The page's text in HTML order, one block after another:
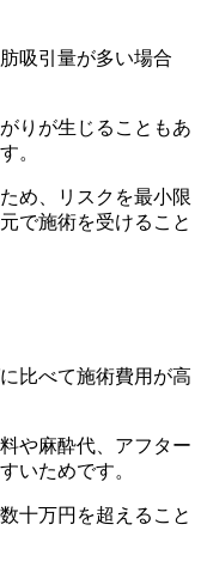
吸引量が多い場合
りが生じることもあ
。
め、リスクを最小限
で施術を受けること
比べて施術費用が高
や麻酔代、アフター
いためです。
十万円を超えること